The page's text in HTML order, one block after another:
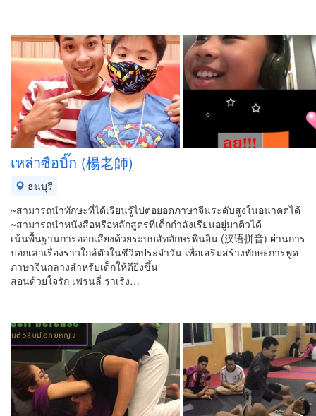
เหล่าซือบิ๊ก (楊老師)
ธนบุรี
~สามารถนำทักษะที่ได้เรียนรู้ไปต่อยอดภาษาจีนระดับสูงในอนาคตได้
~สามารถนำหนังสือหรือหลักสูตรที่เด็กกำลังเรียนอยู่มาติวได้
เน้นพื้นฐานการออกเสียงด้วยระบบสัทอักษรพินอิน (汉语拼音) ผ่านการ
บอกเล่าเรื่องราวใกล้ตัวในชีวิตประจำวัน เพื่อเสริมสร้างทักษะการพูด
ภาษาจีนกลางสำหรับเด็กให้ดียิ่งขึ้น
สอนด้วยใจรัก เฟรนลี่ ร่าเริง…